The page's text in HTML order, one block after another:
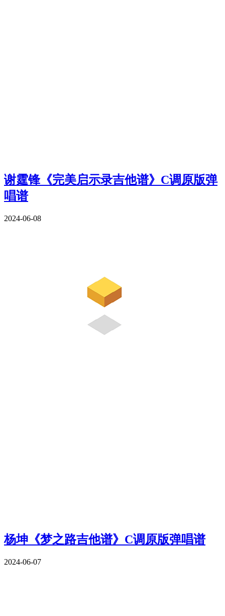
谢霆锋《完美启示录吉他谱》C调原版弹
唱谱
2024-06-08
杨坤《梦之路吉他谱》C调原版弹唱谱
2024-06-07